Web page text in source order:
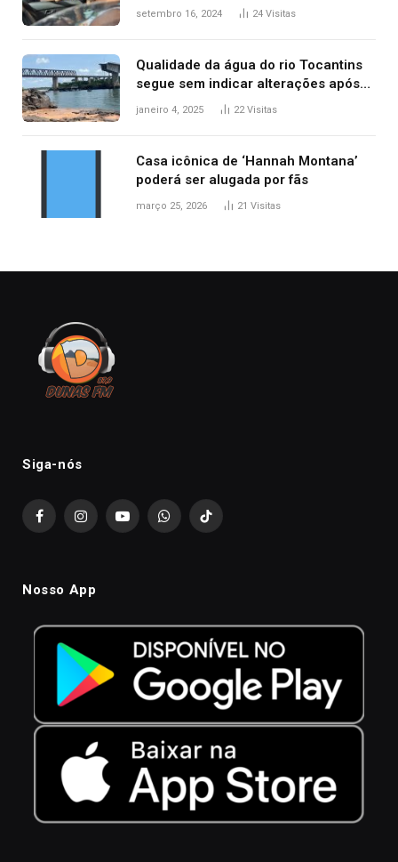
acidentes no trânsito no AP
setembro 16, 2024 24 Visitas
Qualidade da água do rio Tocantins
segue sem indicar alterações após
desabamento da ponte entre MA e
janeiro 4, 2025 22Visitas
Casa icônica de ‘Hannah Montana’
poderá ser alugada por fãs
março 25, 2026 21 Visitas
Siga-nós
FacebookInstagramYouTubeWhatsAppTikTok
Nosso App